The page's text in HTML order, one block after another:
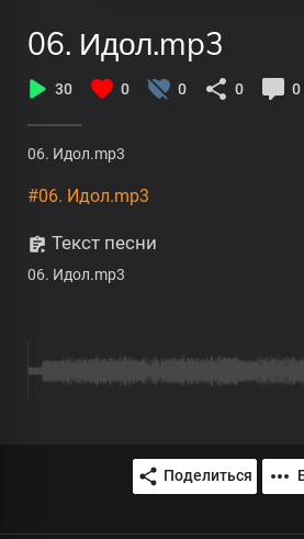
06. Идол.mp3
30 0 0 0 0
06. Идол.mp3
#06. Идол.mp3
Текст песни
06. Идол.mp3
Поделиться